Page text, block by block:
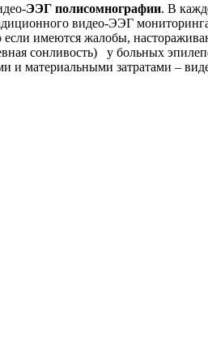
ЭЭГ полисомнографии. В
видео-ЭЭГ
имеются жалобы,
сонливость) у больных
и материальными затратами –